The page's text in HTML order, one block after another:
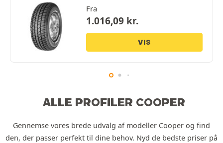
Fra
1.016,09 kr.
VIS
ALLE PROFILER COOPER
Gennemse vores brede udvalg af modeller Cooper og find
den, der passer perfekt til dine behov. Nyd de bedste priser på